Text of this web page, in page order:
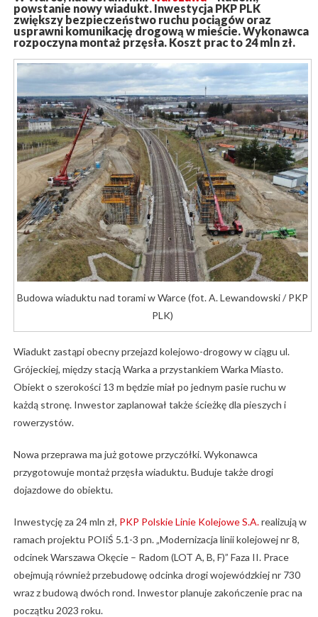
powstanie nowy wiadukt. Inwestycja PKP PLK
zwiększy bezpieczeństwo ruchu pociągów oraz
usprawni komunikację drogową w mieście. Wykonawca
rozpoczyna montaż przęsła. Koszt prac to 24 mln zł.
Budowa wiaduktu nad torami w Warce (fot. A. Lewandowski / PKP
PLK)
Wiadukt zastąpi obecny przejazd kolejowo-drogowy w ciągu ul.
Grójeckiej, między stacją Warka a przystankiem Warka Miasto.
Obiekt o szerokości 13 m będzie miał po jednym pasie ruchu w
każdą stronę. Inwestor zaplanował także ścieżkę dla pieszych i
rowerzystów.
Nowa przeprawa ma już gotowe przyczółki. Wykonawca
przygotowuje montaż przęsła wiaduktu. Buduje także drogi
dojazdowe do obiektu.
Inwestycję za 24 mln zł, PKP Polskie Linie Kolejowe S.A.realizują w
ramach projektu POIiŚ 5.1-3 pn. „Modernizacja linii kolejowej nr 8,
odcinek Warszawa Okęcie – Radom (LOT A, B, F)” Faza II. Prace
obejmują również przebudowę odcinka drogi wojewódzkiej nr 730
wraz z budową dwóch rond. Inwestor planuje zakończenie prac na
początku 2023 roku.